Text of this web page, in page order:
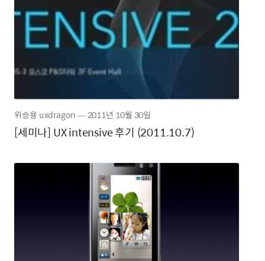
[세미나] UX intensive 후기 (2011.10.7)
위승용 uxdragon―2011년 10월 30일